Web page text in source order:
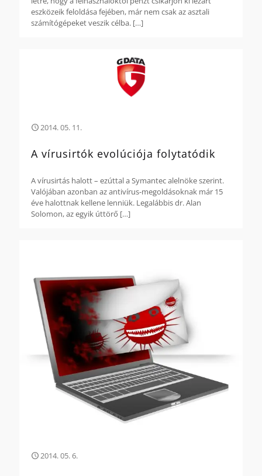
eszközeik feloldása fejében, már nem csak az asztali
számítógépeket veszik célba. […]
2014. 05. 11.
A vírusirtók evolúciója folytatódik
A vírusirtás halott – ezúttal a Symantec alelnöke szerint.
Valójában azonban az antivírus-megoldásoknak már 15
éve halottnak kellene lenniük. Legalábbis dr. Alan
Solomon, az egyik úttörő […]
2014. 05. 6.